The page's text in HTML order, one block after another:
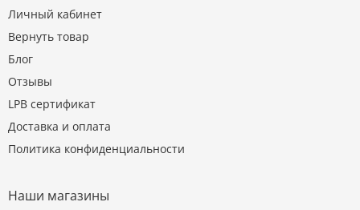
Личный кабинет
Вернуть товар
Блог
Отзывы
LPB сертификат
Доставка и оплата
Политика конфиденциальности
Наши магазины